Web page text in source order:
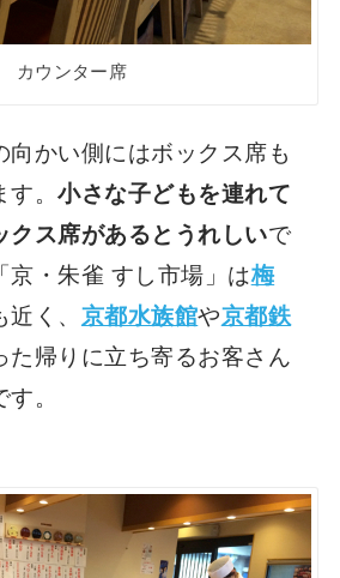
カウンター席
向かい側にはボックス席も
す。小さな子どもを連れて
クス席があるとうれしいで
京・朱雀 すし市場」は梅
近く、 京都水族館や京都鉄
た帰りに立ち寄るお客さん
。